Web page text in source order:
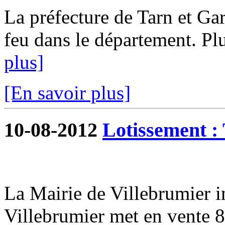
La préfecture de Tarn et
feu dans le département.
plus]
[En savoir plus]
10-08-2012 Lotissement
La Mairie de Villebrumier
Villebrumier met en vente